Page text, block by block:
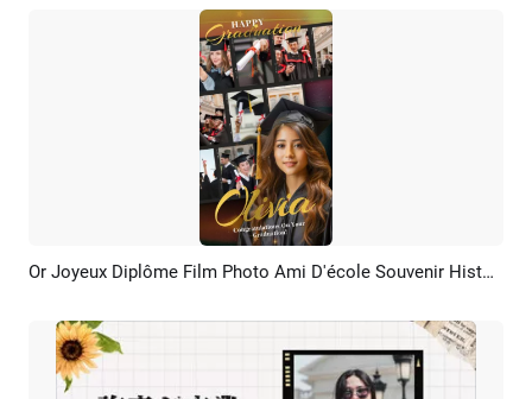
Aperçu Créer IA Or Joyeux Diplôme Film Photo Ami D'école Souvenir Histoire Instagram